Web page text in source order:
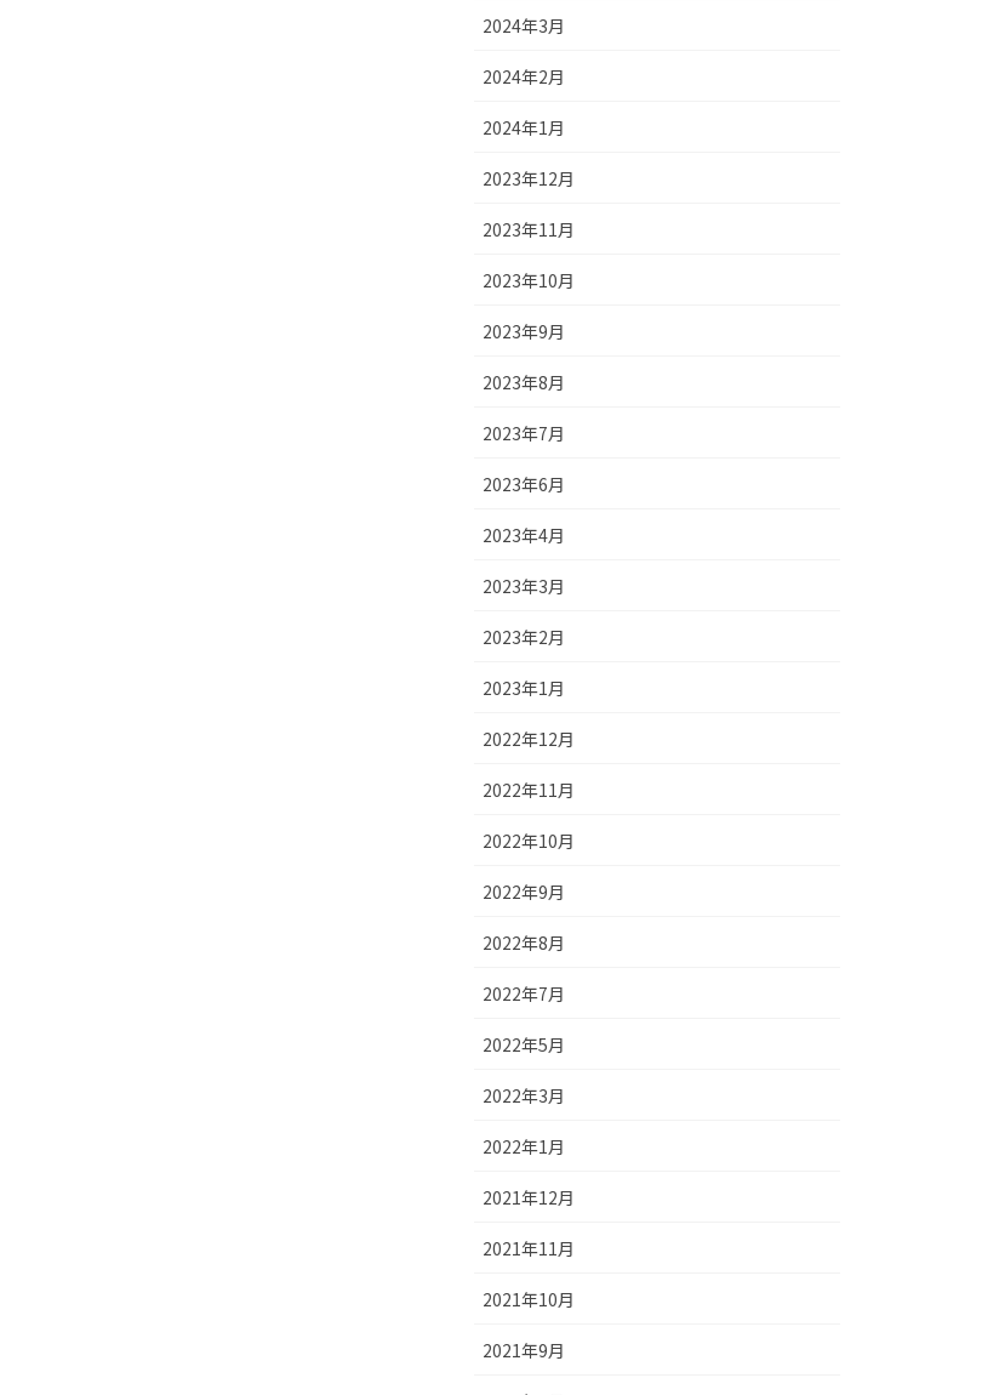
2024年3月
2024年2月
2024年1月
2023年12月
2023年11月
2023年10月
2023年9月
2023年8月
2023年7月
2023年6月
2023年4月
2023年3月
2023年2月
2023年1月
2022年12月
2022年11月
2022年10月
2022年9月
2022年8月
2022年7月
2022年5月
2022年3月
2022年1月
2021年12月
2021年11月
2021年10月
2021年9月